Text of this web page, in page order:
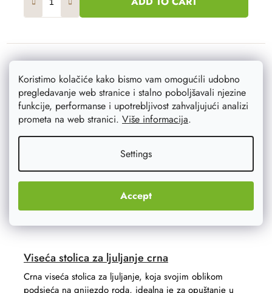
Koristimo kolačiće kako bismo vam omogućili udobno
pregledavanje web stranice i stalno poboljšavali njezine
funkcije, performanse i upotrebljivost zahvaljujući analizi
prometa na web stranici. Više informacija.
Settings
Accept
Akcija –20 %
Viseća stolica za ljuljanje crna
Crna viseća stolica za ljuljanje, koja svojim oblikom
podsjeća na gnijezdo roda, idealna je za opuštanje u